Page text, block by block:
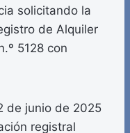
solicitando la
de Alquiler
5128 con
de junio de 2025
registral